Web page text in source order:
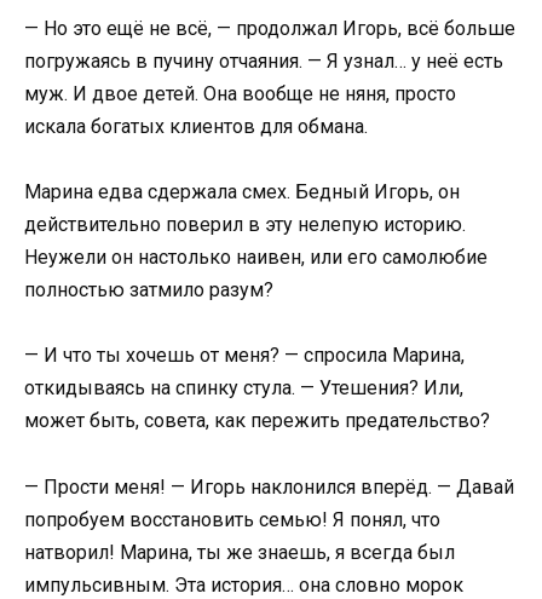
— Но это ещё не всё, — продолжал Игорь, всё больше
погружаясь в пучину отчаяния. — Я узнал… у неё есть
муж. И двое детей. Она вообще не няня, просто
искала богатых клиентов для обмана.
Марина едва сдержала смех. Бедный Игорь, он
действительно поверил в эту нелепую историю.
Неужели он настолько наивен, или его самолюбие
полностью затмило разум?
— И что ты хочешь от меня? — спросила Марина,
откидываясь на спинку стула. — Утешения? Или,
может быть, совета, как пережить предательство?
— Прости меня! — Игорь наклонился вперёд. — Давай
попробуем восстановить семью! Я понял, что
натворил! Марина, ты же знаешь, я всегда был
импульсивным. Эта история… она словно морок